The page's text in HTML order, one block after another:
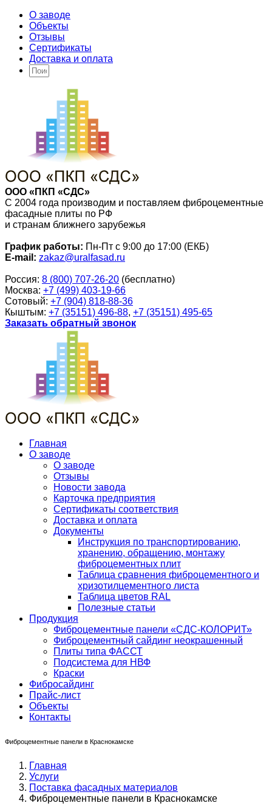
О заводе
Объекты
Отзывы
Сертификаты
Доставка и оплата
ООО «ПКП «СДС»
С 2004 года производим и поставляем фиброцементные
фасадные плиты по РФ
и странам ближнего зарубежья
График работы: Пн-Пт с 9:00 до 17:00 (ЕКБ)
E-mail: zakaz@uralfasad.ru
Россия: 8 (800) 707-26-20 (бесплатно)
Москва: +7 (499) 403-19-66
Сотовый: +7 (904) 818-88-36
Кыштым: +7 (35151) 496-88, +7 (35151) 495-65
Заказать обратный звонок
Главная
О заводе
О заводе
Отзывы
Новости завода
Карточка предприятия
Сертификаты соответствия
Доставка и оплата
Документы
Инструкция по транспортированию,
хранению, обращению, монтажу
фиброцементных плит
Таблица сравнения фиброцементного и
хризотилцементного листа
Таблица цветов RAL
Полезные статьи
Продукция
Фиброцементные панели «СДС-КОЛОРИТ»
Фиброцементный сайдинг неокрашенный
Плиты типа ФАССТ
Подсистема для НВФ
Краски
Фибросайдинг
Прайс-лист
Объекты
Контакты
Фиброцементные панели в Краснокамске
Главная
Услуги
Поставка фасадных материалов
Фиброцементные панели в Краснокамске